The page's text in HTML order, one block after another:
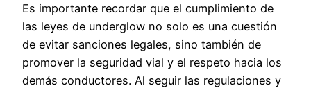
Es importante recordar que el cumplimiento de
las leyes de underglow no solo es una cuestión
de evitar sanciones legales, sino también de
promover la seguridad vial y el respeto hacia los
demás conductores. Al seguir las regulaciones y